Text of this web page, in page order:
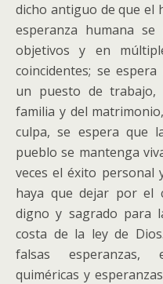
dicho antiguo de que el
esperanza humana
objetivos y en
coincidentes; se
un puesto de
familia y del
culpa, se espera que
pueblo se mantenga
veces el éxito personal
haya que dejar por el
digno y sagrado para
costa de la ley de
falsas esperanzas,
quiméricas y